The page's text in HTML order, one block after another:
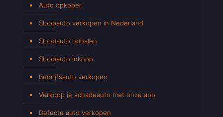
Auto opkoper
Sloopauto verkopen in Nederland
Sloopauto ophalen
Sloopauto inkoop
Bedrijfsauto verkopen
Verkoop je schadeauto met onze app
Defecte auto verkopen